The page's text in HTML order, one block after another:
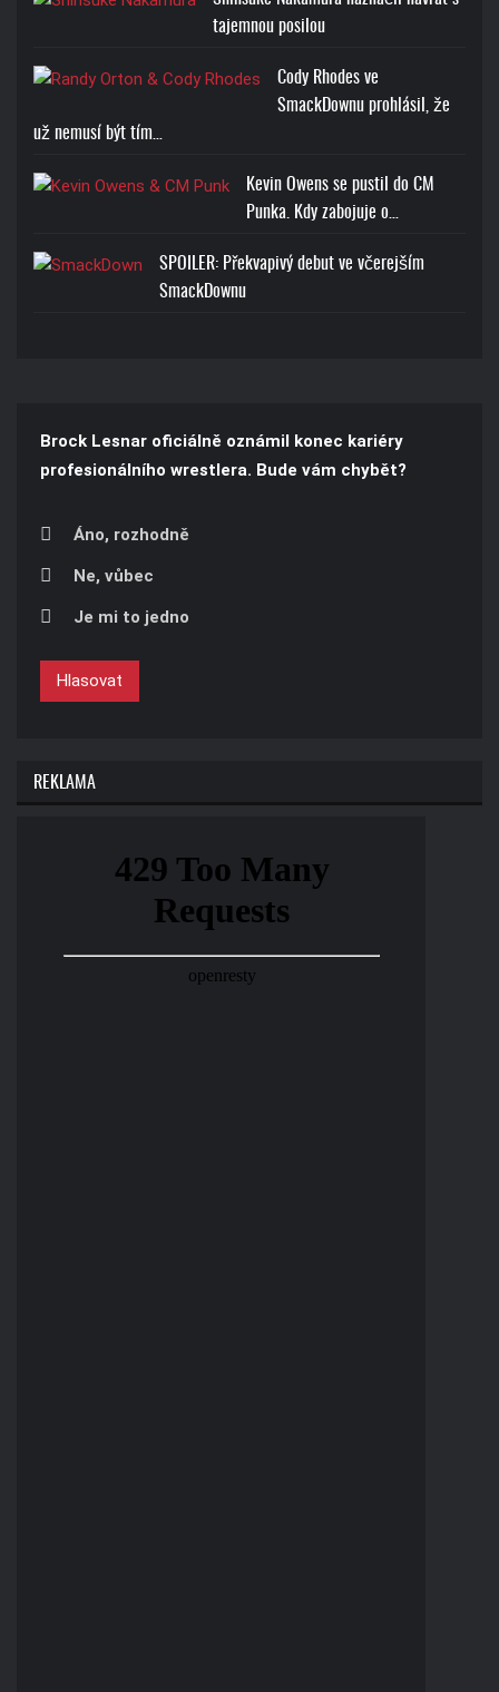
tajemnou posilou
Cody Rhodes ve
SmackDownu prohlásil, že
už nemusí být tím…
Kevin Owens se pustil do CM
Punka. Kdy zabojuje o…
SPOILER: Překvapivý debut ve včerejším
SmackDownu
Brock Lesnar oficiálně oznámil konec kariéry
profesionálního wrestlera. Bude vám chybět?
Áno, rozhodně
Ne, vůbec
Je mi to jedno
Hlasovat
REKLAMA